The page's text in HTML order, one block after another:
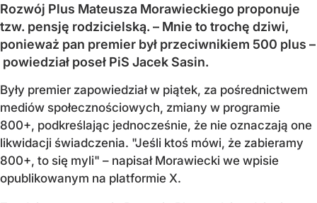
Rozwój Plus Mateusza Morawieckiego proponuje
tzw. pensję rodzicielską. – Mnie to trochę dziwi,
ponieważ pan premier był przeciwnikiem 500 plus –
powiedział poseł PiS Jacek Sasin.
Były premier zapowiedział w piątek, za pośrednictwem
mediów społecznościowych, zmiany w programie
800+, podkreślając jednocześnie, że nie oznaczają one
likwidacji świadczenia. "Jeśli ktoś mówi, że zabieramy
800+, to się myli" – napisał Morawiecki we wpisie
opublikowanym na platformie X.